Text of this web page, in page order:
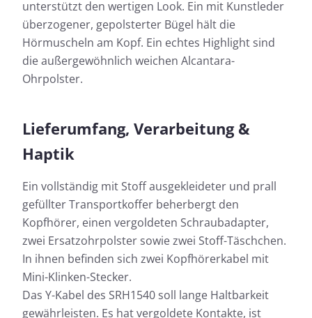
unterstützt den wertigen Look. Ein mit Kunstleder
überzogener, gepolsterter Bügel hält die
Hörmuscheln am Kopf. Ein echtes Highlight sind
die außergewöhnlich weichen Alcantara-
Ohrpolster.
Lieferumfang, Verarbeitung &
Haptik
Ein vollständig mit Stoff ausgekleideter und prall
gefüllter Transportkoffer beherbergt den
Kopfhörer, einen vergoldeten Schraubadapter,
zwei Ersatzohrpolster sowie zwei Stoff-Täschchen.
In ihnen befinden sich zwei Kopfhörerkabel mit
Mini-Klinken-Stecker.
Das Y-Kabel des SRH1540 soll lange Haltbarkeit
gewährleisten. Es hat vergoldete Kontakte, ist